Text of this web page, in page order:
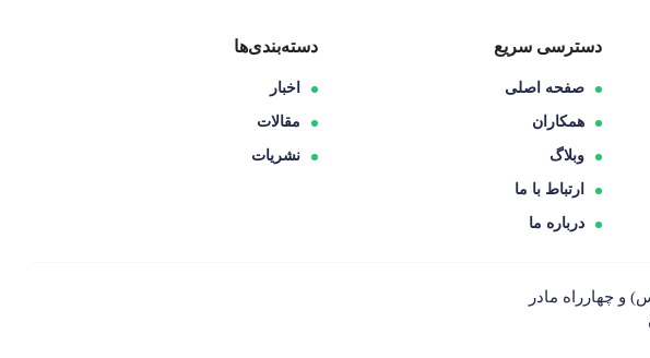
دسترسی سریع
صفحه اصلی
همکاران
وبلاگ
ارتباط با ما
درباره ما
دسته‌بندی‌ها
اخبار
مقالات
نشریات
و چهارراه مادر